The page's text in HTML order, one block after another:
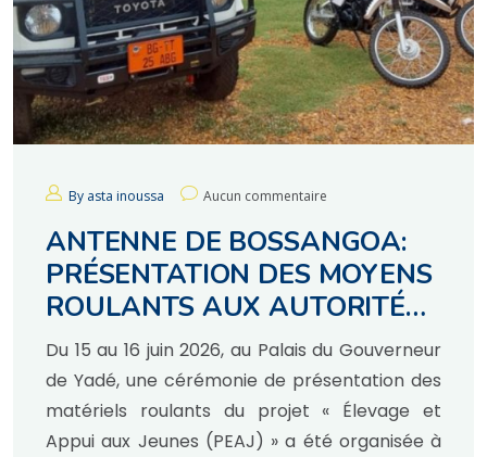
By asta inoussa Aucun commentaire
ANTENNE DE BOSSANGOA:
PRÉSENTATION DES MOYENS
ROULANTS AUX AUTORITÉS
LOCALES.
Du 15 au 16 juin 2026, au Palais du Gouverneur
de Yadé, une cérémonie de présentation des
matériels roulants du projet « Élevage et
Appui aux Jeunes (PEAJ) » a été organisée à